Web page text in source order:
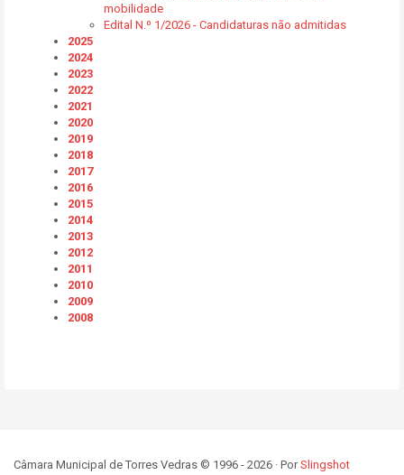
mobilidade
Edital N.º 1/2026 - Candidaturas não admitidas
2025
2024
2023
2022
2021
2020
2019
2018
2017
2016
2015
2014
2013
2012
2011
2010
2009
2008
Câmara Municipal de Torres Vedras © 1996 - 2026 · PorSlingshot